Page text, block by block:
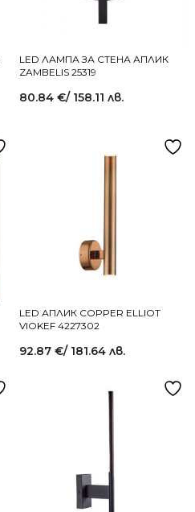
LED ЛАМПА ЗА СТЕНА АПЛИК
ZAMBELIS 25319
80.84 €/ 158.11 лв.
LED АПЛИК COPPER ELLIOT
VIOKEF 4227302
92.87 €/ 181.64 лв.